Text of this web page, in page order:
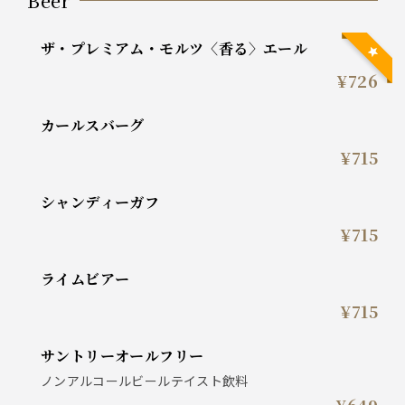
ザ・プレミアム・モルツ〈香る〉エール
¥726
カールスバーグ
¥715
シャンディーガフ
¥715
ライムビアー
¥715
サントリーオールフリー
ノンアルコールビールテイスト飲料